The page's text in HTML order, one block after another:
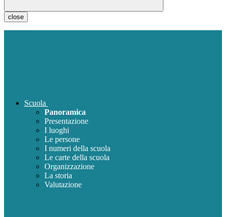
close
Scuola
Panoramica
Presentazione
I luoghi
Le persone
I numeri della scuola
Le carte della scuola
Organizzazione
La storia
Valutazione